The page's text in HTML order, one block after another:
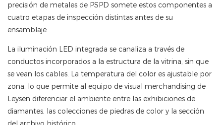
precisión de metales de PSPD somete estos componentes a
cuatro etapas de inspección distintas antes de su
ensamblaje.
La iluminación LED integrada se canaliza a través de
conductos incorporados a la estructura de la vitrina, sin que
se vean los cables. La temperatura del color es ajustable por
zona, lo que permite al equipo de visual merchandising de
Leysen diferenciar el ambiente entre las exhibiciones de
diamantes, las colecciones de piedras de color y la sección